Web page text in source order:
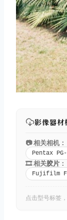
影像器材
📷 相关相机：
Pentax
🎞️ 相关胶片 ：
Fujifilm
点击型号标签